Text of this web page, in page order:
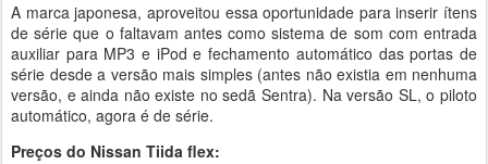
A marca japonesa, aproveitou essa oportunidade para inserir ítens
de série que o faltavam antes como sistema de som com entrada
auxiliar para MP3 e iPod e fechamento automático das portas de
série desde a versão mais simples (antes não existia em nenhuma
versão, e ainda não existe no sedã Sentra). Na versão SL, o piloto
automático, agora é de série.
Preços do Nissan Tiida flex: